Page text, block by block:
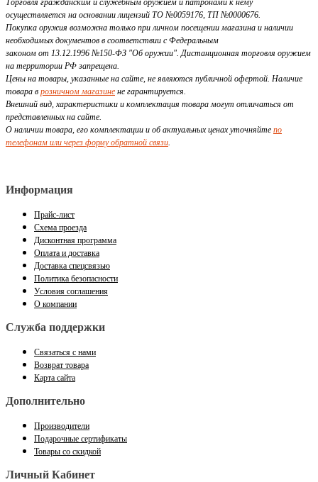
Торговля гражданским и служебным оружием и патронами к нему
осуществляется на основании лицензий ТО №0059176, ТП №0000676.
Покупка оружия возможна только при личном посещении магазина и наличии
необходимых документов в соответствии с Федеральным
законом от 13.12.1996 №150-ФЗ "Об оружии". Дистанционная торговля оружием
на территории РФ запрещена.
Цены на товары, указанные на сайте, не являются публичной офертой. Наличие
товара в розничном магазине не гарантируется.
Внешний вид, характеристики и комплектация товара могут отличаться от
представленных на сайте.
О наличии товара, его комплектации и об актуальных ценах уточняйте по
телефонам или через форму обратной связи.
Информация
Прайс-лист
Схема проезда
Дисконтная программа
Оплата и доставка
Доставка спецсвязью
Политика безопасности
Условия соглашения
О компании
Служба поддержки
Связаться с нами
Возврат товара
Карта сайта
Дополнительно
Производители
Подарочные сертификаты
Товары со скидкой
Личный Кабинет